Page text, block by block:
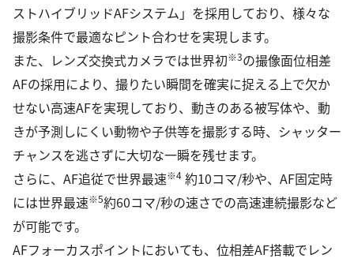
ストハイブリッドAFシステム」を採用しており、様々な
撮影条件で最適なピント合わせを実現します。
また、レンズ交換式カメラでは世界初※3の撮像面位相差
AFの採用により、撮りたい瞬間を確実に捉える上で欠か
せない高速AFを実現しており、動きのある被写体や、動
きが予測しにくい動物や子供等を撮影する時、シャッター
チャンスを逃さずに大切な一瞬を残せます。
さらに、AF追従で世界最速※4 約10コマ/秒や、AF固定時
には世界最速※5約60コマ/秒の速さでの高速連続撮影など
が可能です。
AFフォーカスポイントにおいても、位相差AF搭載でレン